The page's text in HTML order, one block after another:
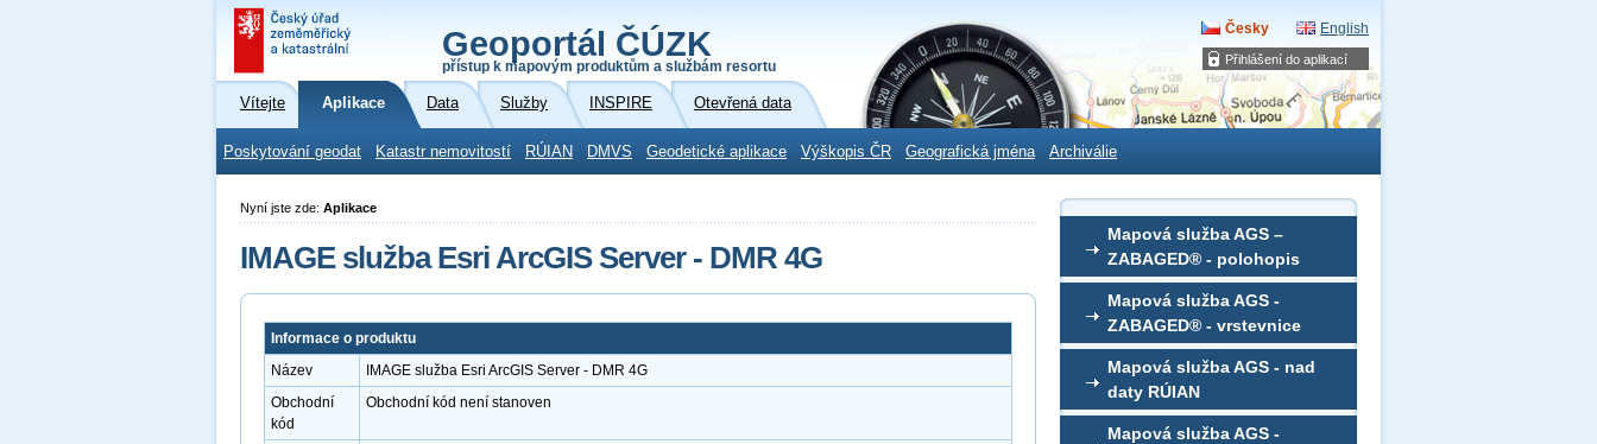
Přihlášení do aplikací
Geoportál ČÚZK
přístup k mapovým produktům a službám resortu
Česky English
Vítejte Aplikace Data Služby INSPIRE Otevřená data
Poskytování geodat Katastr nemovitostí RÚIAN DMVS Geodetické aplikace Výškopis ČR Geografická jména Archiválie
Mapová služba AGS –
ZABAGED® - polohopis
Mapová služba AGS -
ZABAGED® - vrstevnice
Mapová služba AGS - nad
daty RÚIAN
Mapová služba AGS -
Nyní jste zde: Aplikace
IMAGE služba Esri ArcGIS Server - DMR 4G
Informace o produktu
Název
IMAGE služba Esri ArcGIS Server - DMR 4G
Obchodní
kód
Obchodní kód není stanoven